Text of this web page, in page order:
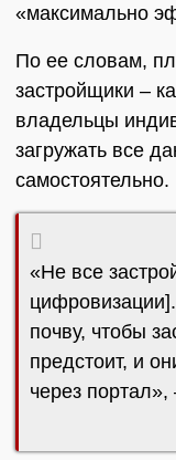
«максимально
По ее словам,
застройщики –
владельцы
загружать все
самостоятельно.
«Не все
почву, чтобы
предстоит, и
через